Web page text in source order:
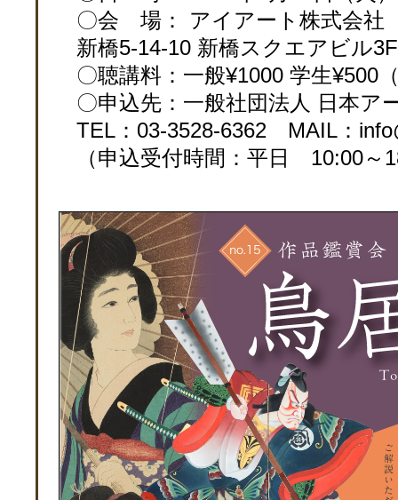
〇会 場： アイアート株式会社
新橋5-14-10 新橋スクエアビル
〇聴講料：一般¥1000 学生¥500
〇申込先：一般社団法人 日本ア
TEL：03-3528-6362 MAIL：
（申込受付時間：平日 10:00～